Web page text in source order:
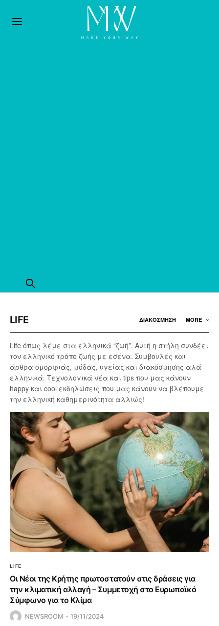
LIFE ΔΙΑΚΟΣΜΗΣΗ MORE
Life όπως λέμε στα ελληνικά “ζωή”. Αυτή η στήλη συνδέει
τον ελληνικό τρόπο ζωής με εσένα. Συμβουλές και
άρθρα ομορφιάς, μόδας, υγείας και διακόσμησης αλά
ελληνικά. Tεχνολογικά νέα και tips που μας κάνουν
happy και cool εκδηλώσεις που μας κάνουν να βλέπουμε
την ελληνική καθημερινότητα αλλιώς!
LIFE
Οι Νέοι της Κρήτης πρωτοστατούν στις δράσεις για
την κλιματική αλλαγή – Συμμετοχή στο Ευρωπαϊκό
Σύμφωνο για το Κλίμα
NEWSROOM 19/11/2024